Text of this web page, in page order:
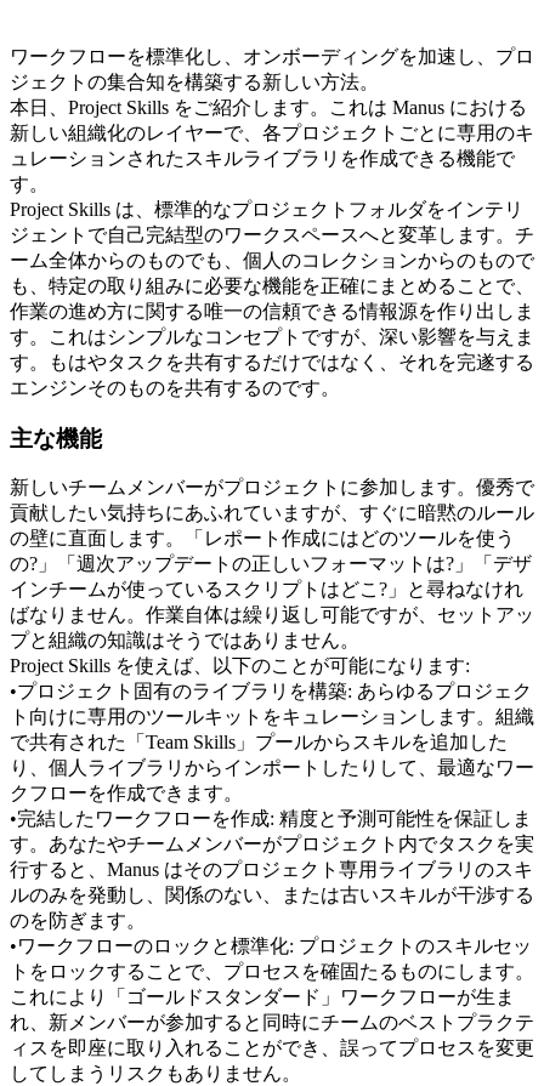
ワークフローを標準化し、オンボーディングを加速し、プロ
ジェクトの集合知を構築する新しい方法。
本日、 Project Skills をご紹介します。これは Manus における
新しい組織化のレイヤーで、各プロジェクトごとに専用のキ
ュレーションされたスキルライブラリを作成できる機能で
す。
Project Skills は、標準的なプロジェクトフォルダをインテリ
ジェントで自己完結型のワークスペースへと変革します。チ
ーム全体からのものでも、個人のコレクションからのもので
も、特定の取り組みに必要な機能を正確にまとめることで、
作業の進め方に関する唯一の信頼できる情報源を作り出しま
す。これはシンプルなコンセプトですが、深い影響を与えま
す。もはやタスクを共有するだけではなく、それを完遂する
エンジンそのものを共有するのです。
主な機能
新しいチームメンバーがプロジェクトに参加します。優秀で
貢献したい気持ちにあふれていますが、すぐに暗黙のルール
の壁に直面します。「レポート作成にはどのツールを使う
の?」「週次アップデートの正しいフォーマットは?」「デザ
インチームが使っているスクリプトはどこ?」と尋ねなけれ
ばなりません。作業自体は繰り返し可能ですが、セットアッ
プと組織の知識はそうではありません。
Project Skills を使えば、以下のことが可能になります:
•プロジェクト固有のライブラリを構築: あらゆるプロジェク
ト向けに専用のツールキットをキュレーションします。組織
で共有された「Team Skills」プールからスキルを追加した
り、個人ライブラリからインポートしたりして、最適なワー
クフローを作成できます。
•完結したワークフローを作成: 精度と予測可能性を保証しま
す。あなたやチームメンバーがプロジェクト内でタスクを実
行すると、Manus はそのプロジェクト専用ライブラリのスキ
ルのみを発動し、関係のない、または古いスキルが干渉する
のを防ぎます。
•ワークフローのロックと標準化: プロジェクトのスキルセッ
トをロックすることで、プロセスを確固たるものにします。
これにより「ゴールドスタンダード」ワークフローが生ま
れ、新メンバーが参加すると同時にチームのベストプラクテ
ィスを即座に取り入れることができ、誤ってプロセスを変更
してしまうリスクもありません。